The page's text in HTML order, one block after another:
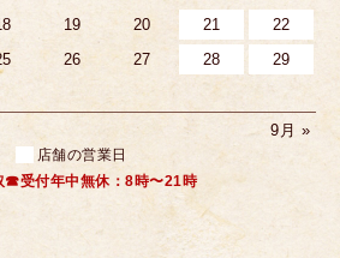
19 20 21
22
26 27 28
29
9月 »
店舗の営業日
☎受付年中無休：8時〜21時